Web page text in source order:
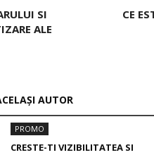
SI
ALE
CE
AUTOR
PROMO
CRESTE-TI VIZIBILITATEA SI